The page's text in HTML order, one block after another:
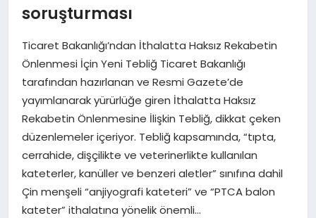
SAĞLIK
EĞITIM
DÜNYA
soruşturması
Ticaret Bakanlığı’ndan İthalatta Haksız Rekabetin
Önlenmesi İçin Yeni Tebliğ Ticaret Bakanlığı
tarafından hazırlanan ve Resmi Gazete’de
yayımlanarak yürürlüğe giren İthalatta Haksız
Rekabetin Önlenmesine İlişkin Tebliğ, dikkat çeken
düzenlemeler içeriyor. Tebliğ kapsamında, “tıpta,
cerrahide, dişçilikte ve veterinerlikte kullanılan
kateterler, kanüller ve benzeri aletler” sınıfına dahil
Çin menşeli “anjiyografi kateteri” ve “PTCA balon
kateter” ithalatına yönelik önemli…